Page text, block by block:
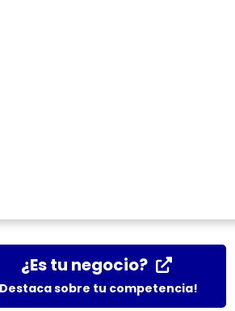
¿Es tu negocio?
sobre tu competencia!